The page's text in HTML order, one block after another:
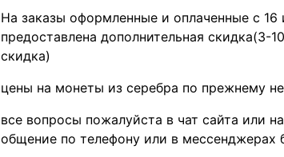
»
На заказы оформленные и оплаченные с 16
предоставлена дополнительная скидка(3-
скидка)
цены на монеты из серебра по прежнему
все вопросы пожалуйста в чат сайта или
общение по телефону или в мессенджерах